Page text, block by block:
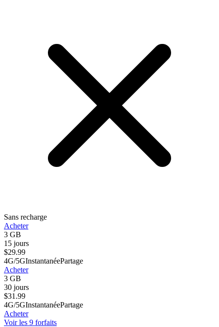
Sans recharge
Acheter
3 GB
15 jours
$29.99
4G/5GInstantanéePartage
Acheter
3 GB
30 jours
$31.99
4G/5GInstantanéePartage
Acheter
Voir les 9 forfaits